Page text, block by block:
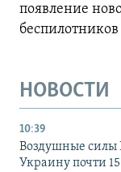
появление
беспилотников
НОВОСТИ
10:39
Воздушные силы
Украину почти